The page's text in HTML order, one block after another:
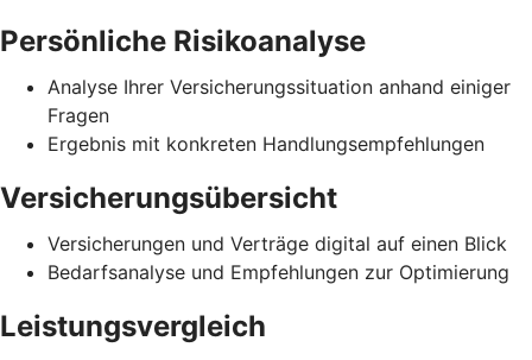
Persönliche Risikoanalyse
Analyse Ihrer Versicherungssituation anhand einiger
Fragen
Ergebnis mit konkreten Handlungsempfehlungen
Versicherungsübersicht
Versicherungen und Verträge digital auf einen Blick
Bedarfsanalyse und Empfehlungen zur Optimierung
Leistungsvergleich